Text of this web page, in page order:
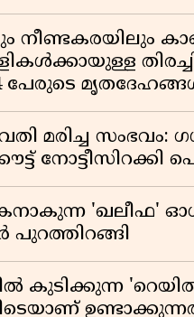
നീണ്ടകരയിലും
പേരുടെ
മരിച്ച സംഭവം:
നോട്ടീസിറക്കി
'ഖലീഫ'
പുറത്തിറങ്ങി
കുടിക്കുന്ന 'റെയിൽ